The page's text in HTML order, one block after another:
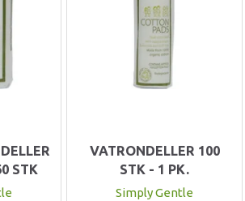
STK
VATRONDELLER 100
STK - 1 PK.
Simply Gentle